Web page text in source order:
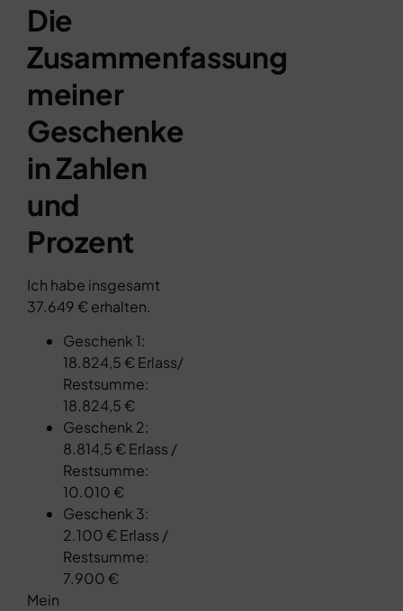
Die
Zusammenfassung
meiner
Geschenke
in Zahlen
und
Prozent
Ich habe insgesamt
37.649 € erhalten.
Geschenk 1:
18.824,5 € Erlass/
Restsumme:
18.824,5 €
Geschenk 2:
8.814,5 € Erlass /
Restsumme:
10.010 €
Geschenk 3:
2.100 € Erlass /
Restsumme:
7.900 €
Mein